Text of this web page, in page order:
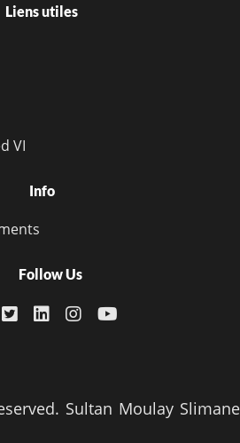
Liens utiles
VI
Info
Follow Us
Sultan Moulay Slimane